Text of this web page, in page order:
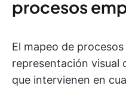
procesos
El mapeo de
representación visual
que intervienen en